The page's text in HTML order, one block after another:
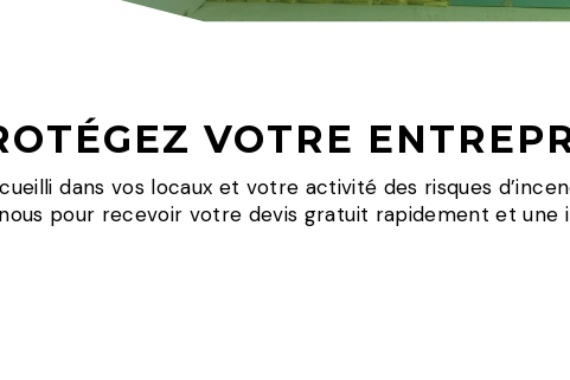
VOTRE
dans vos locaux et votre activité des risques
pour recevoir votre devis gratuit rapidement et une